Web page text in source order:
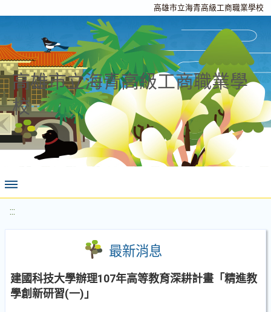
高雄市立海青高級工商職業學校
高雄市立海青高級工商職業學
校
:::
最新消息
建國科技大學辦理107年高等教育深耕計畫「精進教
學創新研習(一)」